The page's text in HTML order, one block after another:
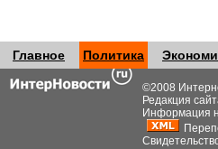
Главное Политика
©2008
Редакция
Информация